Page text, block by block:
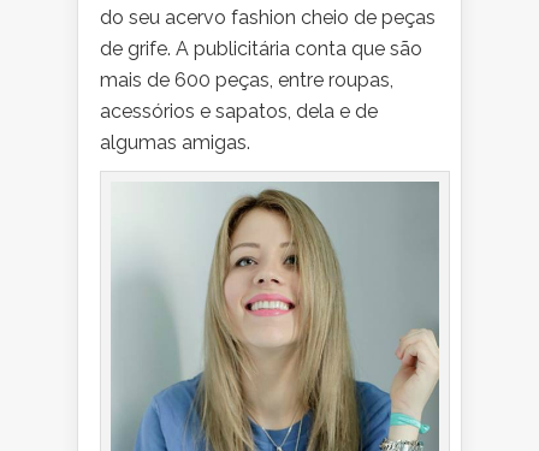
do seu acervo fashion cheio de peças
de grife. A publicitária conta que são
mais de 600 peças, entre roupas,
acessórios e sapatos, dela e de
algumas amigas.